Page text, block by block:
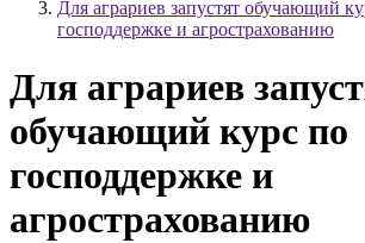
Для аграриев запустят обучающий
господдержке и агрострахованию
Для аграриев
обучающий курс по
господдержке и
агрострахованию